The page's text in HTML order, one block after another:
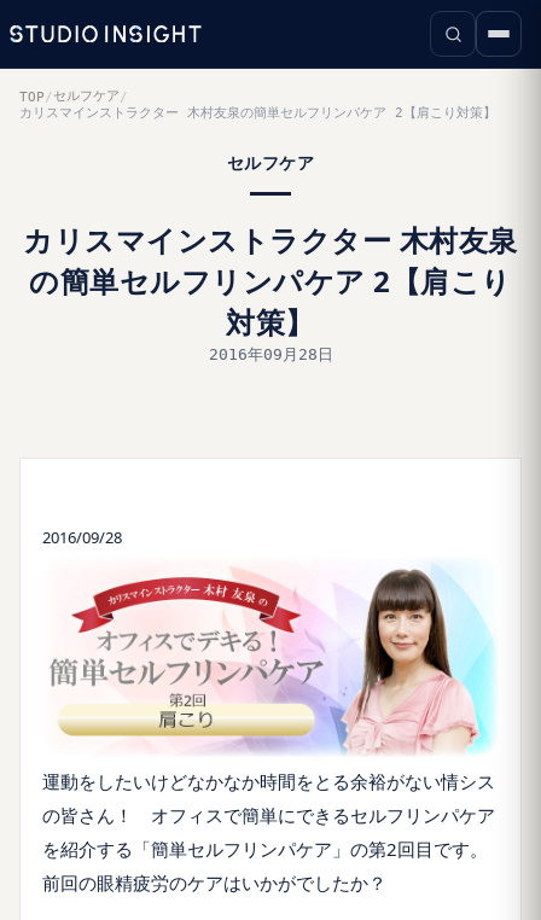
TOP /セルフケア /
カリスマインストラクター 木村友泉の簡単セルフリンパケア 2【肩こり対策】
セルフケア
カリスマインストラクター 木村友泉
の簡単セルフリンパケア 2【肩こり
対策】
2016年09月28日
2016/09/28
運動をしたいけどなかなか時間をとる余裕がない情シス
の皆さん！ オフィスで簡単にできるセルフリンパケア
を紹介する「簡単セルフリンパケア」の第2回目です。
前回の眼精疲労のケアはいかがでしたか？